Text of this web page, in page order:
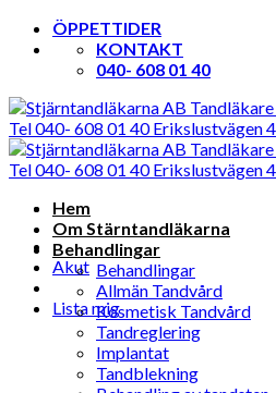
Skip
ÖPPETTIDER
KONTAKT
040- 608 01 40
Akut
Lista mig
Hem
Om Stärntandläkarna
Behandlingar
Behandlingar
Allmän Tandvård
Kosmetisk Tandvård
Tandreglering
Implantat
Tandblekning